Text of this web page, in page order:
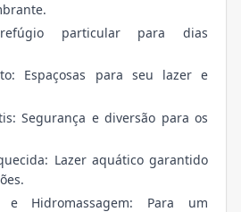
particular para dias
Espaçosas para seu lazer e
Segurança e diversão para os
Lazer aquático garantido
e Hidromassagem: Para um